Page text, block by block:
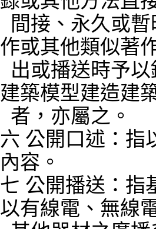
間接、永久或
作或其他類似著
出或播送時予
建築模型建造建
者，亦屬之。
六 公開口述：指
內容。
七 公開播送：指
以有線電、無線